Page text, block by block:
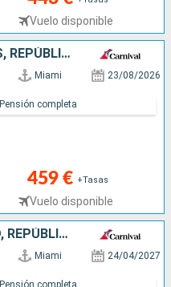
Vuelo disponible
ESTADOS UNIDOS, BAHAMAS, REPÚBLICA DOMINICANA, ISLAS TURCAS Y CAICOS
Miami 23/08/2026
459 € +Tasas
Vuelo disponible
Pensión completa
SANTO TOMÁS, PORTO RICO, REPÚBLICA DOMINICANA, BAHAMAS, ESTADOS UNIDOS
Miami 24/04/2027
Pensión completa